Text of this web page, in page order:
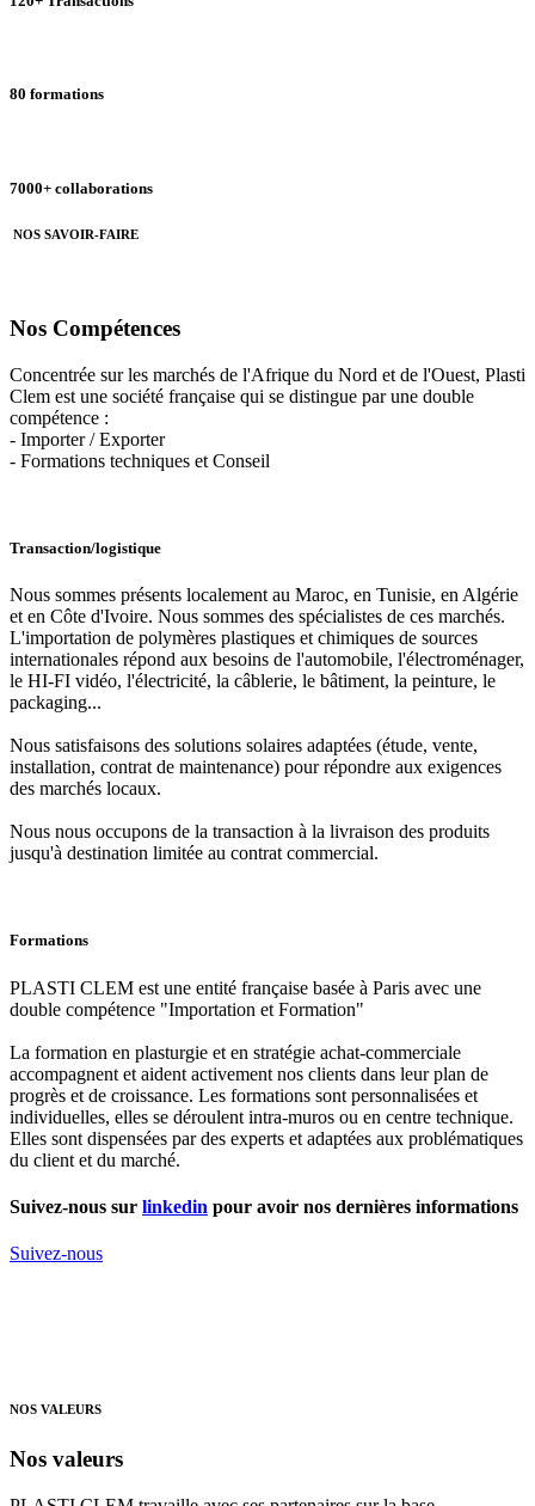
80 formations
7000+ collaborations
NOS SAVOIR-FAIRE
Nos Compétences
Concentrée sur les marchés de l'Afrique du Nord et de l'Ouest, Plasti
Clem est une société française qui se distingue par une double
compétence :
- Importer / Exporter
- Formations techniques et Conseil
Transaction/logistique
Nous sommes présents localement au Maroc, en Tunisie, en Algérie
et en Côte d'Ivoire. Nous sommes des spécialistes de ces marchés.
L'importation de polymères plastiques et chimiques de sources
internationales répond aux besoins de l'automobile, l'électroménager,
le HI-FI vidéo, l'électricité, la câblerie, le bâtiment, la peinture, le
packaging...
Nous satisfaisons des solutions solaires adaptées (étude, vente,
installation, contrat de maintenance) pour répondre aux exigences
des marchés locaux.
Nous nous occupons de la transaction à la livraison des produits
jusqu'à destination limitée au contrat commercial.
Formations
PLASTI CLEM est une entité française basée à Paris avec une
double compétence "Importation et Formation"
La formation en plasturgie et en stratégie achat-commerciale
accompagnent et aident activement nos clients dans leur plan de
progrès et de croissance. Les formations sont personnalisées et
individuelles, elles se déroulent intra-muros ou en centre technique.
Elles sont dispensées par des experts et adaptées aux problématiques
du client et du marché.
Suivez-nous sur linkedin pour avoir nos dernières informations
Suivez-nous
NOS VALEURS
Nos valeurs